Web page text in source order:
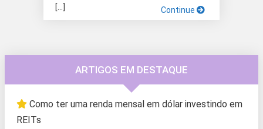
[…]
Continue
ARTIGOS EM DESTAQUE
Como ter uma renda mensal em dólar investindo em
REITs